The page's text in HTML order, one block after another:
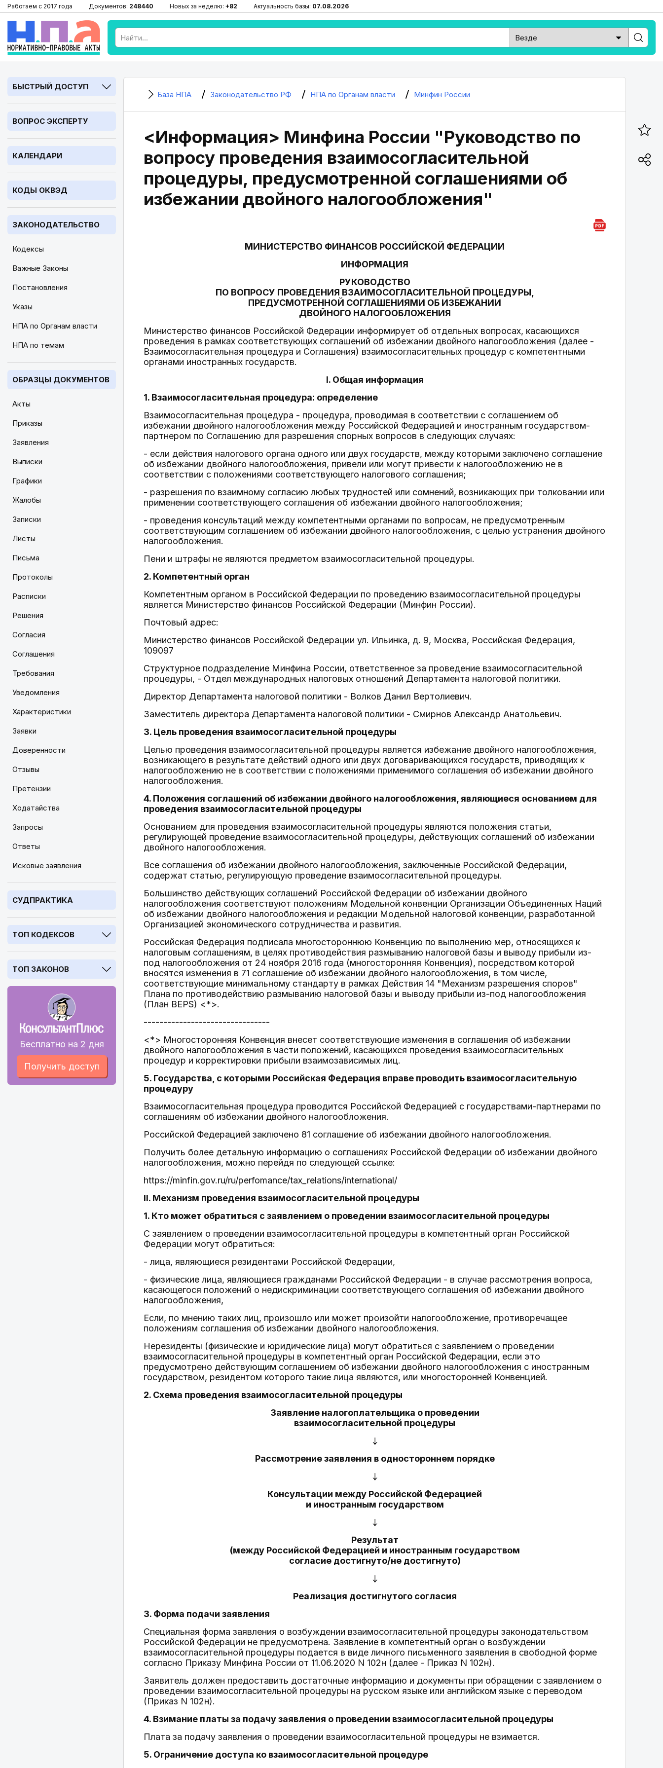
Работаем с 2017 года Документов: 248440 Новых за неделю: +82 Актуальность базы: 07.08.2026
БЫСТРЫЙ ДОСТУП
ВОПРОС ЭКСПЕРТУ
КАЛЕНДАРИ
КОДЫ ОКВЭД
ЗАКОНОДАТЕЛЬСТВО
Кодексы
Важные Законы
Постановления
Указы
НПА по Органам власти
НПА по темам
ОБРАЗЦЫ ДОКУМЕНТОВ
Акты
Приказы
Заявления
Выписки
Графики
Жалобы
Записки
Листы
Письма
Протоколы
Расписки
Решения
Согласия
Соглашения
Требования
Уведомления
Характеристики
Заявки
Доверенности
Отзывы
Претензии
Ходатайства
Запросы
Ответы
Исковые заявления
СУДПРАКТИКА
ТОП КОДЕКСОВ
ТОП ЗАКОНОВ
Бесплатно на 2 дня
Получить доступ
База НПА Законодательство РФ НПА по Органам власти Минфин России
<Информация> Минфина России "Руководство по
вопросу проведения взаимосогласительной
процедуры, предусмотренной соглашениями об
избежании двойного налогообложения"
МИНИСТЕРСТВО ФИНАНСОВ РОССИЙСКОЙ ФЕДЕРАЦИИ
ИНФОРМАЦИЯ
РУКОВОДСТВО
ПО ВОПРОСУ ПРОВЕДЕНИЯ ВЗАИМОСОГЛАСИТЕЛЬНОЙ ПРОЦЕДУРЫ,
ПРЕДУСМОТРЕННОЙ СОГЛАШЕНИЯМИ ОБ ИЗБЕЖАНИИ
ДВОЙНОГО НАЛОГООБЛОЖЕНИЯ
Министерство финансов Российской Федерации информирует об отдельных вопросах, касающихся
проведения в рамках соответствующих соглашений об избежании двойного налогообложения (далее -
Взаимосогласительная процедура и Соглашения) взаимосогласительных процедур с компетентными
органами иностранных государств.
I. Общая информация
1. Взаимосогласительная процедура: определение
Взаимосогласительная процедура - процедура, проводимая в соответствии с соглашением об
избежании двойного налогообложения между Российской Федерацией и иностранным государством-
партнером по Соглашению для разрешения спорных вопросов в следующих случаях:
- если действия налогового органа одного или двух государств, между которыми заключено соглашение
об избежании двойного налогообложения, привели или могут привести к налогообложению не в
соответствии с положениями соответствующего налогового соглашения;
- разрешения по взаимному согласию любых трудностей или сомнений, возникающих при толковании или
применении соответствующего соглашения об избежании двойного налогообложения;
- проведения консультаций между компетентными органами по вопросам, не предусмотренным
соответствующим соглашением об избежании двойного налогообложения, с целью устранения двойного
налогообложения.
Пени и штрафы не являются предметом взаимосогласительной процедуры.
2. Компетентный орган
Компетентным органом в Российской Федерации по проведению взаимосогласительной процедуры
является Министерство финансов Российской Федерации (Минфин России).
Почтовый адрес:
Министерство финансов Российской Федерации ул. Ильинка, д. 9, Москва, Российская Федерация,
109097
Структурное подразделение Минфина России, ответственное за проведение взаимосогласительной
процедуры, - Отдел международных налоговых отношений Департамента налоговой политики.
Директор Департамента налоговой политики - Волков Данил Вертолиевич.
Заместитель директора Департамента налоговой политики - Смирнов Александр Анатольевич.
3. Цель проведения взаимосогласительной процедуры
Целью проведения взаимосогласительной процедуры является избежание двойного налогообложения,
возникающего в результате действий одного или двух договаривающихся государств, приводящих к
налогообложению не в соответствии с положениями применимого соглашения об избежании двойного
налогообложения.
4. Положения соглашений об избежании двойного налогообложения, являющиеся основанием для
проведения взаимосогласительной процедуры
Основанием для проведения взаимосогласительной процедуры являются положения статьи,
регулирующей проведение взаимосогласительной процедуры, действующих соглашений об избежании
двойного налогообложения.
Все соглашения об избежании двойного налогообложения, заключенные Российской Федерации,
содержат статью, регулирующую проведение взаимосогласительной процедуры.
Большинство действующих соглашений Российской Федерации об избежании двойного
налогообложения соответствуют положениям Модельной конвенции Организации Объединенных Наций
об избежании двойного налогообложения и редакции Модельной налоговой конвенции, разработанной
Организацией экономического сотрудничества и развития.
Российская Федерация подписала многостороннюю Конвенцию по выполнению мер, относящихся к
налоговым соглашениям, в целях противодействия размыванию налоговой базы и выводу прибыли из-
под налогообложения от 24 ноября 2016 года (многосторонняя Конвенция), посредством которой
вносятся изменения в 71 соглашение об избежании двойного налогообложения, в том числе,
соответствующие минимальному стандарту в рамках Действия 14 "Механизм разрешения споров"
Плана по противодействию размыванию налоговой базы и выводу прибыли из-под налогообложения
(План BEPS) <*>.
--------------------------------
<*> Многосторонняя Конвенция внесет соответствующие изменения в соглашения об избежании
двойного налогообложения в части положений, касающихся проведения взаимосогласительных
процедур и корректировки прибыли взаимозависимых лиц.
5. Государства, с которыми Российская Федерация вправе проводить взаимосогласительную
процедуру
Взаимосогласительная процедура проводится Российской Федерацией с государствами-партнерами по
соглашениям об избежании двойного налогообложения.
Российской Федерацией заключено 81 соглашение об избежании двойного налогообложения.
Получить более детальную информацию о соглашениях Российской Федерации об избежании двойного
налогообложения, можно перейдя по следующей ссылке:
https://minfin.gov.ru/ru/perfomance/tax_relations/international/
II. Механизм проведения взаимосогласительной процедуры
1. Кто может обратиться с заявлением о проведении взаимосогласительной процедуры
С заявлением о проведении взаимосогласительной процедуры в компетентный орган Российской
Федерации могут обратиться:
- лица, являющиеся резидентами Российской Федерации,
- физические лица, являющиеся гражданами Российской Федерации - в случае рассмотрения вопроса,
касающегося положений о недискриминации соответствующего соглашения об избежании двойного
налогообложения,
Если, по мнению таких лиц, произошло или может произойти налогообложение, противоречащее
положениям соглашения об избежании двойного налогообложения.
Нерезиденты (физические и юридические лица) могут обратиться с заявлением о проведении
взаимосогласительной процедуры в компетентный орган Российской Федерации, если это
предусмотрено действующим соглашением об избежании двойного налогообложения с иностранным
государством, резидентом которого такие лица являются, или многосторонней Конвенцией.
2. Схема проведения взаимосогласительной процедуры
Заявление налогоплательщика о проведении
взаимосогласительной процедуры
Рассмотрение заявления в одностороннем порядке
Консультации между Российской Федерацией
и иностранным государством
Результат
(между Российской Федерацией и иностранным государством
согласие достигнуто/не достигнуто)
Реализация достигнутого согласия
3. Форма подачи заявления
Специальная форма заявления о возбуждении взаимосогласительной процедуры законодательством
Российской Федерации не предусмотрена. Заявление в компетентный орган о возбуждении
взаимосогласительной процедуры подается в виде личного письменного заявления в свободной форме
согласно Приказу Минфина России от 11.06.2020 N 102н (далее - Приказ N 102н).
Заявитель должен предоставить достаточные информацию и документы при обращении с заявлением о
проведении взаимосогласительной процедуры на русском языке или английском языке с переводом
(Приказ N 102н).
4. Взимание платы за подачу заявления о проведении взаимосогласительной процедуры
Плата за подачу заявления о проведении взаимосогласительной процедуры не взимается.
5. Ограничение доступа ко взаимосогласительной процедуре